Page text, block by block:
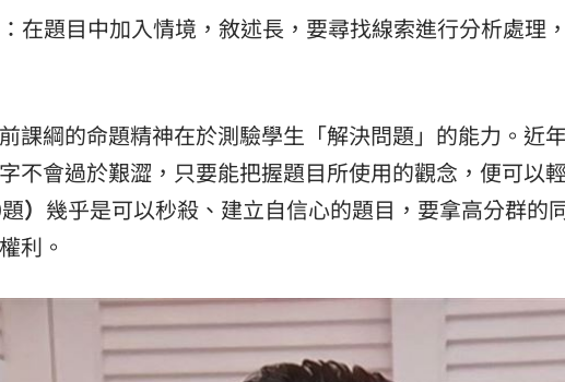
在題目中加入情境，敘述長，要尋找線索進行分析處理
課綱的命題精神在於測驗學生「解決問題」的能力。近
不會過於艱澀，只要能把握題目所使用的觀念，便可以
題） 幾乎是可以秒殺、建立自信心的題目，要拿高分群的
利。